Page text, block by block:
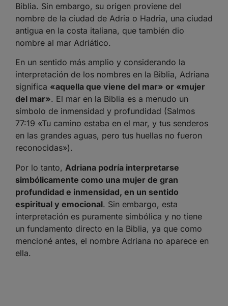
Biblia. Sin embargo, su origen proviene del
nombre de la ciudad de Adria o Hadria, una ciudad
antigua en la costa italiana, que también dio
nombre al mar Adriático.
En un sentido más amplio y considerando la
interpretación de los nombres en la Biblia, Adriana
significa «aquella que viene del mar» or «mujer
del mar». El mar en la Biblia es a menudo un
símbolo de inmensidad y profundidad (Salmos
77:19 «Tu camino estaba en el mar, y tus senderos
en las grandes aguas, pero tus huellas no fueron
reconocidas»).
Por lo tanto, Adriana podría interpretarse
simbólicamente como una mujer de gran
profundidad e inmensidad, en un sentido
espiritual y emocional. Sin embargo, esta
interpretación es puramente simbólica y no tiene
un fundamento directo en la Biblia, ya que como
mencioné antes, el nombre Adriana no aparece en
ella.